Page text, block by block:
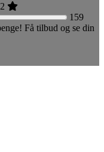
2
159
Få tilbud og se din